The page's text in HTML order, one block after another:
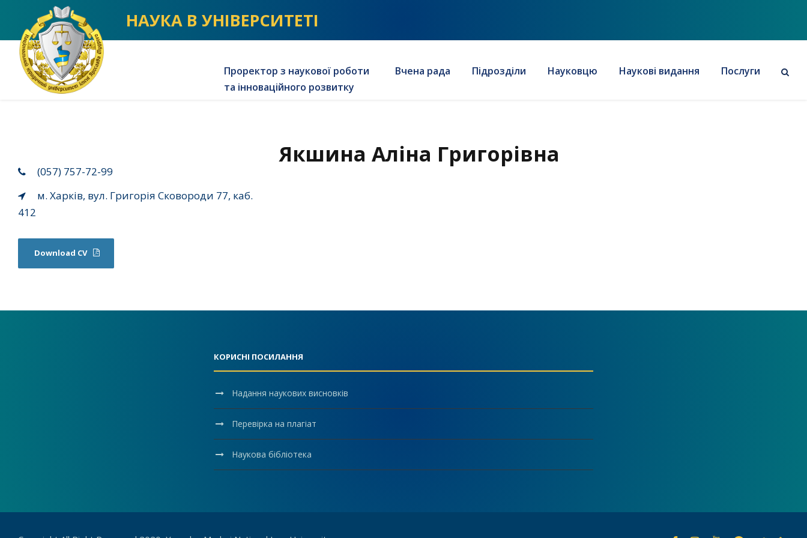
НАУКА В УНІВЕРСИТЕТІ
NLU homepage
Проректор з наукової роботи
та інноваційного розвитку
Вчена рада Підрозділи Науковцю Наукові видання Послуги
(057) 757-72-99
м. Харків, вул. Григорія Сковороди 77, каб.
412
Download CV
Якшина Аліна Григорівна
КОРИСНІ ПОСИЛАННЯ
Надання наукових висновків
Перевірка на плагіат
Наукова бібліотека